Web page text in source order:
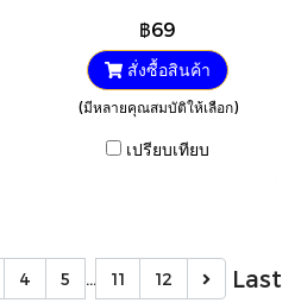
฿69
สั่งซื้อสินค้า
(มีหลายคุณสมบัติให้เลือก)
เปรียบเทียบ
4 5 … 11 12 Last